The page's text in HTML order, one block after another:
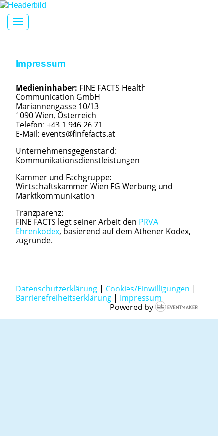
Toggle navigation
Impressum
Medieninhaber: FINE FACTS Health
Communication GmbH
Mariannengasse 10/13
1090 Wien, Österreich
Telefon: +43 1 946 26 71
E-Mail: events@finfefacts.at
Unternehmensgegenstand:
Kommunikationsdienstleistungen
Kammer und Fachgruppe:
Wirtschaftskammer Wien FG Werbung und
Marktkommunikation
Tranzparenz:
FINE FACTS legt seiner Arbeit den PRVA
Ehrenkodex, basierend auf dem Athener Kodex,
zugrunde.
Datenschutzerklärung | Cookies/Einwilligungen |
Barrierefreiheitserklärung | Impressum
Powered by